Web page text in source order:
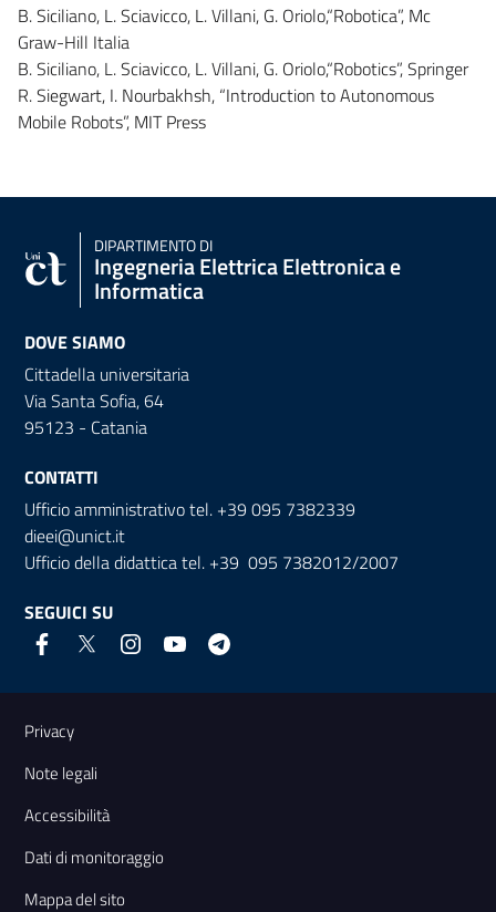
B. Siciliano, L. Sciavicco, L. Villani, G. Oriolo,“Robotica”, Mc
Graw-Hill Italia
B. Siciliano, L. Sciavicco, L. Villani, G. Oriolo,“Robotics”, Springer
R. Siegwart, I. Nourbakhsh, “Introduction to Autonomous
Mobile Robots”, MIT Press
DIPARTIMENTO DI
Ingegneria Elettrica Elettronica e
Informatica
DOVE SIAMO
Cittadella universitaria
Via Santa Sofia, 64
95123 - Catania
CONTATTI
Ufficio amministrativo tel. +39 095 7382339
dieei@unict.it
Ufficio della didattica tel. +39 095 7382012/2007
SEGUICI SU
Link e informazioni utili
Privacy
Note legali
Accessibilità
Dati di monitoraggio
Mappa del sito